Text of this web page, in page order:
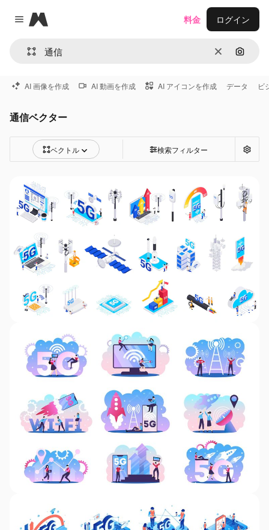
Close menu
Magnific
消去 画像で
料金 ログイン
AI 画像を作成 AI 動画を作成 AI アイコンを作成 データ ビ
通信ベクター
ベクトル 検索フィルター